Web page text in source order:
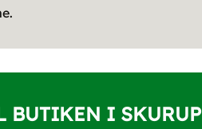
BUTIKEN I SKURUP